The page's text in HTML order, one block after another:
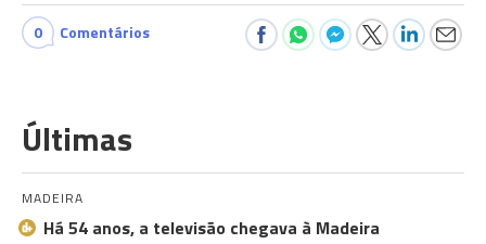
0 Comentários
Últimas
MADEIRA
Há 54 anos, a televisão chegava à Madeira